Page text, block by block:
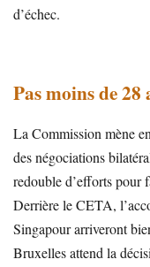
d’échec.
Pas moins de
La Commission mène
des négociations
redouble d’efforts pour
Derrière le CETA,
Singapour arriveront
Bruxelles attend la